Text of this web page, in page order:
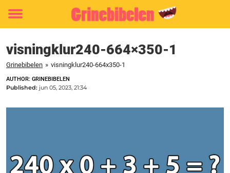
Toggle
visningklur240-664×350-1
Grinebibelen » visningklur240-664x350-1
AUTHOR: GRINEBIBELEN
Published: jun 05, 2023, 21:34